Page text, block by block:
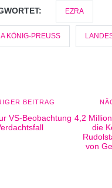
EZRA
KÖNIG-PREUSS
BEITRAG
VS-Beobachtung 4,2
die
von